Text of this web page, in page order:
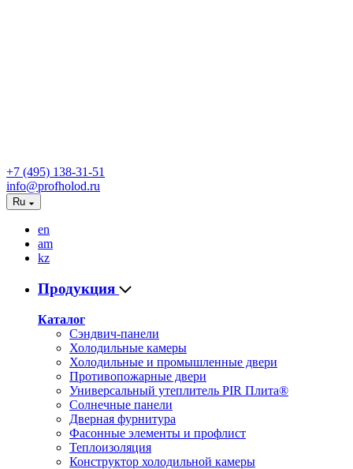
+7 (495) 138-31-51
info@profholod.ru
Ru
en
am
kz
Продукция
Каталог
Сэндвич-панели
Холодильные камеры
Холодильные и промышленные двери
Противопожарные двери
Универсальный утеплитель PIR Плита®
Солнечные панели
Дверная фурнитура
Фасонные элементы и профлист
Теплоизоляция
Конструктор холодильной камеры